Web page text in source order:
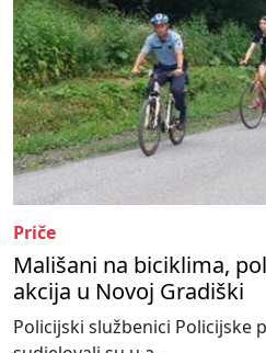
Priče
Mališani na biciklima,
akcija u Novoj Gradiški
Policijski službenici Policijske